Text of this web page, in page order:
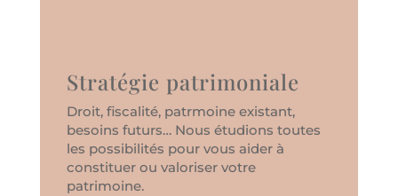
Stratégie patrimoniale
Droit, fiscalité, patrmoine existant,
besoins futurs… Nous étudions toutes
les possibilités pour vous aider à
constituer ou valoriser votre
patrimoine.